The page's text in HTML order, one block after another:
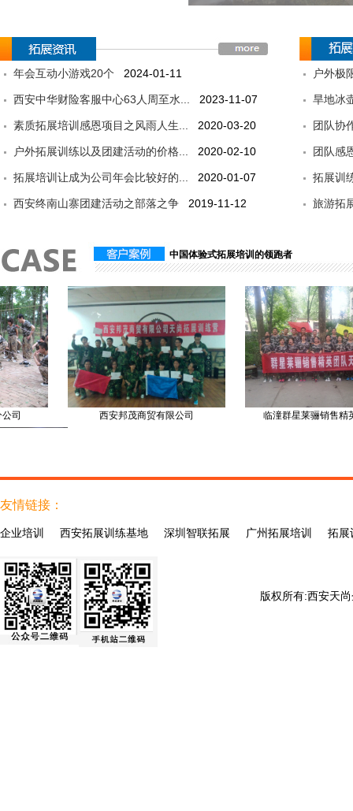
年会互动小游戏20个 2024-01-11
西安中华财险客服中心63人周至水... 2023-11-07
素质拓展培训感恩项目之风雨人生... 2020-03-20
户外拓展训练以及团建活动的价格... 2020-02-10
拓展培训让成为公司年会比较好的... 2020-01-07
西安终南山寨团建活动之部落之争 2019-11-12
户外极
旱地冰
团队协
团队感
拓展训
旅游拓
中国体验式拓展培训的领跑者
司 西安邦茂商贸有限公司 临潼群星莱骊销售精英
友情链接：
企业培训 西安拓展训练基地 深圳智联拓展 广州拓展培训 拓展
版权所有:西安天